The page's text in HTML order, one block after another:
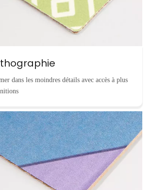
dans les moindres détails avec accès à plus